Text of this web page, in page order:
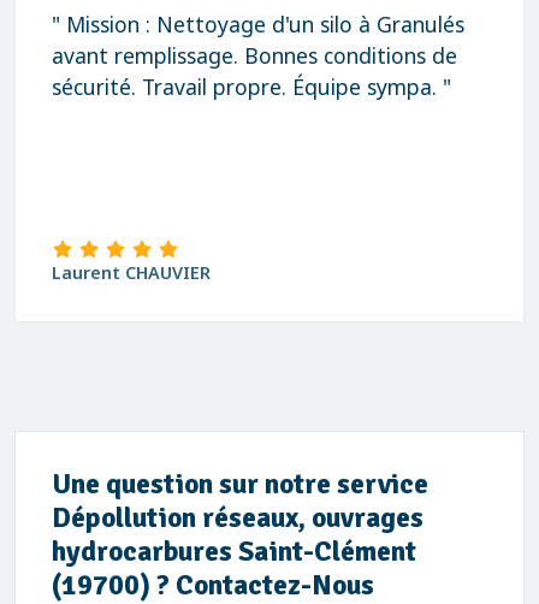
Granulés
de
"
" Rapidité, qualité et prix très
Merci "
Une question sur notre service
Dépollution réseaux, ouvrages
hydrocarbures Saint-Clément
(19700) ? Contactez-Nous